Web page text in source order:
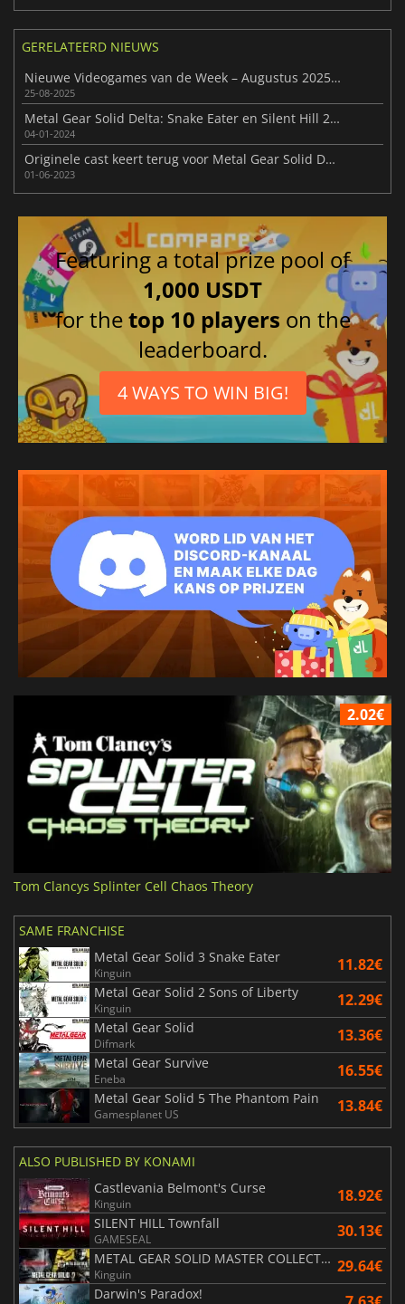
GERELATEERD NIEUWS
Nieuwe Videogames van de Week – Augustus 2025 (Week 35)
25-08-2025
Metal Gear Solid Delta: Snake Eater en Silent Hill 2-remake komen dit jaar uit
04-01-2024
Originele cast keert terug voor Metal Gear Solid Delta-maar geen Kojima
01-06-2023
Featuring a total prize pool of
1,000 USDT
for thetop 10 players on the
leaderboard.
4 WAYS TO WIN BIG!
2.02€
Tom Clancys Splinter Cell Chaos Theory
SAME FRANCHISE
Metal Gear Solid 3 Snake Eater
Kinguin 11.82€
Metal Gear Solid 2 Sons of Liberty
Kinguin 12.29€
Metal Gear Solid
Difmark 13.36€
Metal Gear Survive
Eneba 16.55€
Metal Gear Solid 5 The Phantom Pain
Gamesplanet US 13.84€
ALSO PUBLISHED BY KONAMI
Castlevania Belmont's Curse
Kinguin 18.92€
SILENT HILL Townfall
GAMESEAL 30.13€
METAL GEAR SOLID MASTER COLLECTION Vol.2
Kinguin 29.64€
Darwin's Paradox!